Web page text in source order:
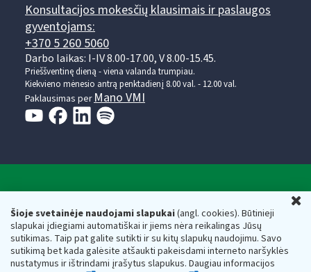
Šioje svetainėje naudojami slapukai(angl. cookies). Būtinieji
slapukai įdiegiami automatiškai ir jiems nėra reikalingas Jūsų
sutikimas. Taip pat galite sutikti ir su kitų slapukų naudojimu. Savo
sutikimą bet kada galėsite atšaukti pakeisdami interneto naršyklės
nustatymus ir ištrindami įrašytus slapukus. Daugiau informacijos
Konsultacijos mokesčių klausimais ir paslaugos
gyventojams:
+370 5 260 5060
Darbo laikas: I-IV 8.00-17.00, V 8.00-15.45.
Prieššventinę dieną - viena valanda trumpiau.
Kiekvieno mėnesio antrą penktadienį 8.00 val. - 12.00 val.
Paklausimas per Mano VMI
Respublikos finansų ministerijos
Biudžetinė įstaiga. Juridinio asmens kodas — 188659752,
adresas: Vasario 16-osios g. 14, 01107 Vilnius, Lietuva, el.paštas:
vmi@vmi.lt, E. pristatymo dėžutės adresas 188659752